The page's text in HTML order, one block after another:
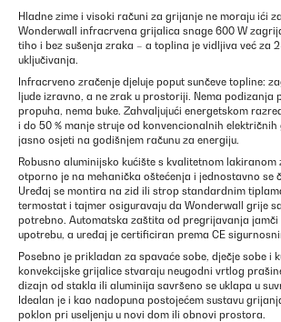
Hladne zime i visoki računi za grijanje ne moraju ići
Wonderwall infracrvena grijalica snage 600 W
tiho i bez sušenja zraka – a toplina je vidljiva već za
uključivanja.
Infracrveno zračenje djeluje poput sunčeve topline:
ljude izravno, a ne zrak u prostoriji. Nema podizanja
propuha, nema buke. Zahvaljujući energetskom
i do 50 % manje struje od konvencionalnih
jasno osjeti na godišnjem računu za energiju.
Robusno aluminijsko kućište s kvalitetnom
otporno je na mehanička oštećenja i jednostavno se
Uređaj se montira na zid ili strop standardnim
termostat i tajmer osiguravaju da Wonderwall grije
potrebno. Automatska zaštita od pregrijavanja
upotrebu, a uređaj je certificiran prema CE
Posebno je prikladan za spavaće sobe, dječje sobe i
konvekcijske grijalice stvaraju neugodni vrtlog
dizajn od stakla ili aluminija savršeno se uklapa u
Idealan je i kao nadopuna postojećem sustavu
poklon pri useljenju u novi dom ili obnovi prostora.